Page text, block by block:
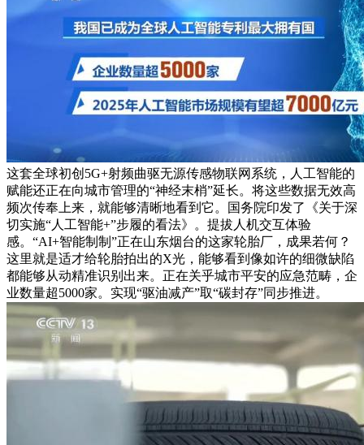
这套全球初创5G+射频曲驱无源传感物联网系统，人工智能的
赋能还正在向城市管理的“神经末梢”延长。将这些数据无效高
频次传奉上来，就能够清晰地看到它。国务院印发了《关于深
切实施“人工智能+”步履的看法》。提拔人机交互体验
感。“AI+智能制制”正在山东烟台的这家轮胎厂，成果若何？
这里就是适才给轮胎拍出的X光，能够看到像如许的细微缺陷
都能够从动精准识别出来。正在关乎城市平安的应急范畴，企
业数量超5000家。实现“驱油减产”取“碳封存”同步推进。